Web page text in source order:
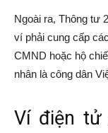
Ngoài ra, Thông tư
ví phải cung cấp
CMND hoặc hộ
nhân là công dân
Ví điện tử